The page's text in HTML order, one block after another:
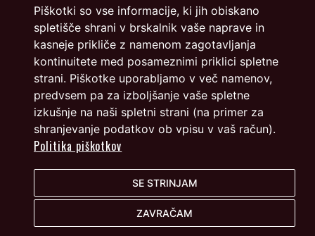
Piškotki so vse informacije, ki jih obiskano
spletišče shrani v brskalnik vaše naprave in
kasneje prikliče z namenom zagotavljanja
kontinuitete med posameznimi priklici spletne
strani. Piškotke uporabljamo v več namenov,
predvsem pa za izboljšanje vaše spletne
izkušnje na naši spletni strani (na primer za
shranjevanje podatkov ob vpisu v vaš račun).
Politika piškotkov
SE STRINJAM
ZAVRAČAM
Društvo za marketing Slovenije - DMS | Dimičeva ulica 13 |
1000 Ljubljana
Načrtovanje in izvedba: Vareo